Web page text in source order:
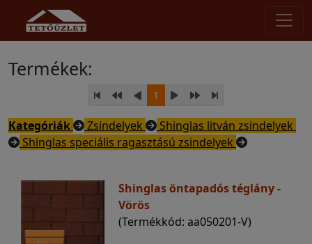
Termékek:
1
Kategóriák Zsindelyek
Shinglas litván zsindelyek
Shinglas speciális ragasztású zsindelyek
Shinglas öntapadós téglány -
Vörös
(Termékkód: aa050201-V)